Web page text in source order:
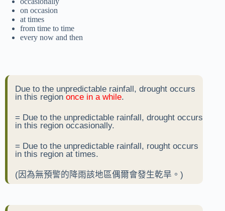
on occasion
at times
from time to time
every now and then
Due to the unpredictable rainfall, drought occurs
in this region once in a while.
= Due to the unpredictable rainfall, drought occurs
in this region occasionally.
= Due to the unpredictable rainfall, rought occurs
in this region at times.
(因為無預警的降雨該地區偶爾會發生乾旱。)